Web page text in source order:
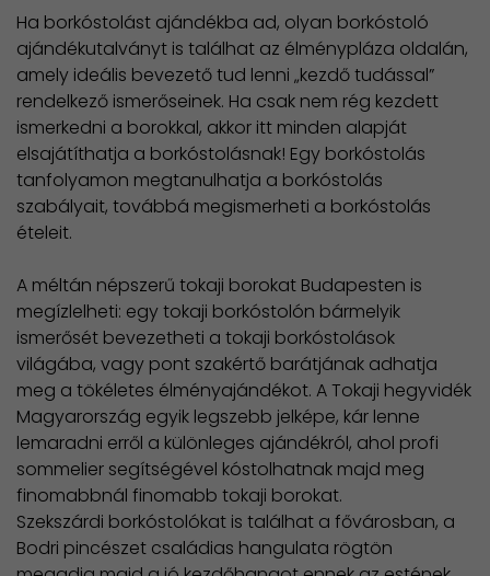
Ha borkóstolást ajándékba ad, olyan borkóstoló
ajándékutalványt is találhat az élménypláza oldalán,
amely ideális bevezető tud lenni „kezdő tudással”
rendelkező ismerőseinek. Ha csak nem rég kezdett
ismerkedni a borokkal, akkor itt minden alapját
elsajátíthatja a borkóstolásnak! Egy borkóstolás
tanfolyamon megtanulhatja a borkóstolás
szabályait, továbbá megismerheti a borkóstolás
ételeit.
A méltán népszerű tokaji borokat Budapesten is
megízlelheti: egy tokaji borkóstolón bármelyik
ismerősét bevezetheti a tokaji borkóstolások
világába, vagy pont szakértő barátjának adhatja
meg a tökéletes élményajándékot. A Tokaji hegyvidék
Magyarország egyik legszebb jelképe, kár lenne
lemaradni erről a különleges ajándékról, ahol profi
sommelier segítségével kóstolhatnak majd meg
finomabbnál finomabb tokaji borokat.
Szekszárdi borkóstolókat is találhat a fővárosban, a
Bodri pincészet családias hangulata rögtön